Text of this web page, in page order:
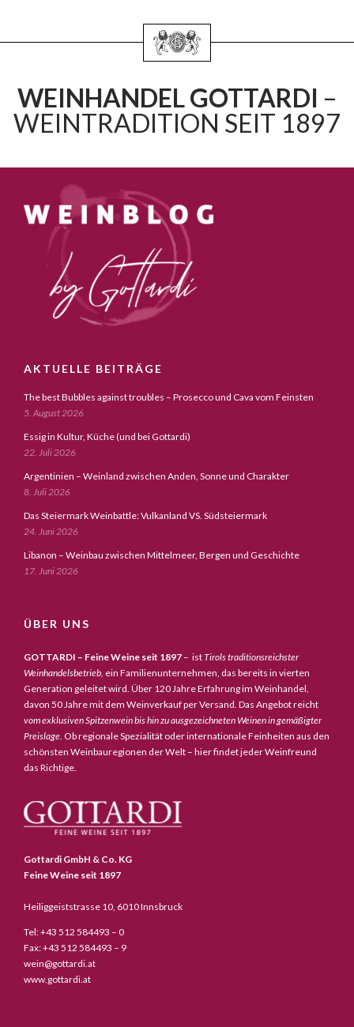
WEINHANDEL GOTTARDI –
WEINTRADITION SEIT 1897
AKTUELLE BEITRÄGE
The best Bubbles against troubles – Prosecco und Cava vom Feinsten
5. August 2026
Essig in Kultur, Küche (und bei Gottardi)
22. Juli 2026
Argentinien – Weinland zwischen Anden, Sonne und Charakter
8. Juli 2026
Das Steiermark Weinbattle: Vulkanland VS. Südsteiermark
24. Juni 2026
Libanon – Weinbau zwischen Mittelmeer, Bergen und Geschichte
17. Juni 2026
ÜBER UNS
GOTTARDI – Feine Weine seit 1897 – istTirols traditionsreichster
Weinhandelsbetrieb, ein Familienunternehmen, das bereits in vierten
Generation geleitet wird. Über 120 Jahre Erfahrung im Weinhandel,
davon 50 Jahre mit dem Weinverkauf per Versand. Das Angebot reicht
vom exklusiven Spitzenwein bis hin zu ausgezeichneten Weinen in gemäßigter
Preislage . Ob regionale Spezialität oder internationale Feinheiten aus den
schönsten Weinbauregionen der Welt – hier findet jeder Weinfreund
das Richtige.
Gottardi GmbH & Co. KG
Feine Weine seit 1897
Heiliggeiststrasse 10, 6010 Innsbruck
Tel: +43 512 584493 – 0
Fax: +43 512 584493 – 9
wein@gottardi.at
www.gottardi.at